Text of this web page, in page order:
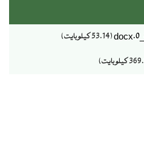
(53.14 كيلوبايت)